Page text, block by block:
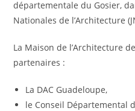
départementale du Gosier,
Nationales de l’Architecture
La Maison de l’Architecture
partenaires :
La DAC Guadeloupe,
le Conseil Départemental